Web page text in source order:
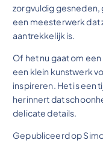
zorgvuldig
een meesterwerk dat
aantrekkelijk is.
Of het nu gaat om
een klein kunstwerk
inspireren. Het is een
herinnert dat
delicate details.
Gepubliceerd op